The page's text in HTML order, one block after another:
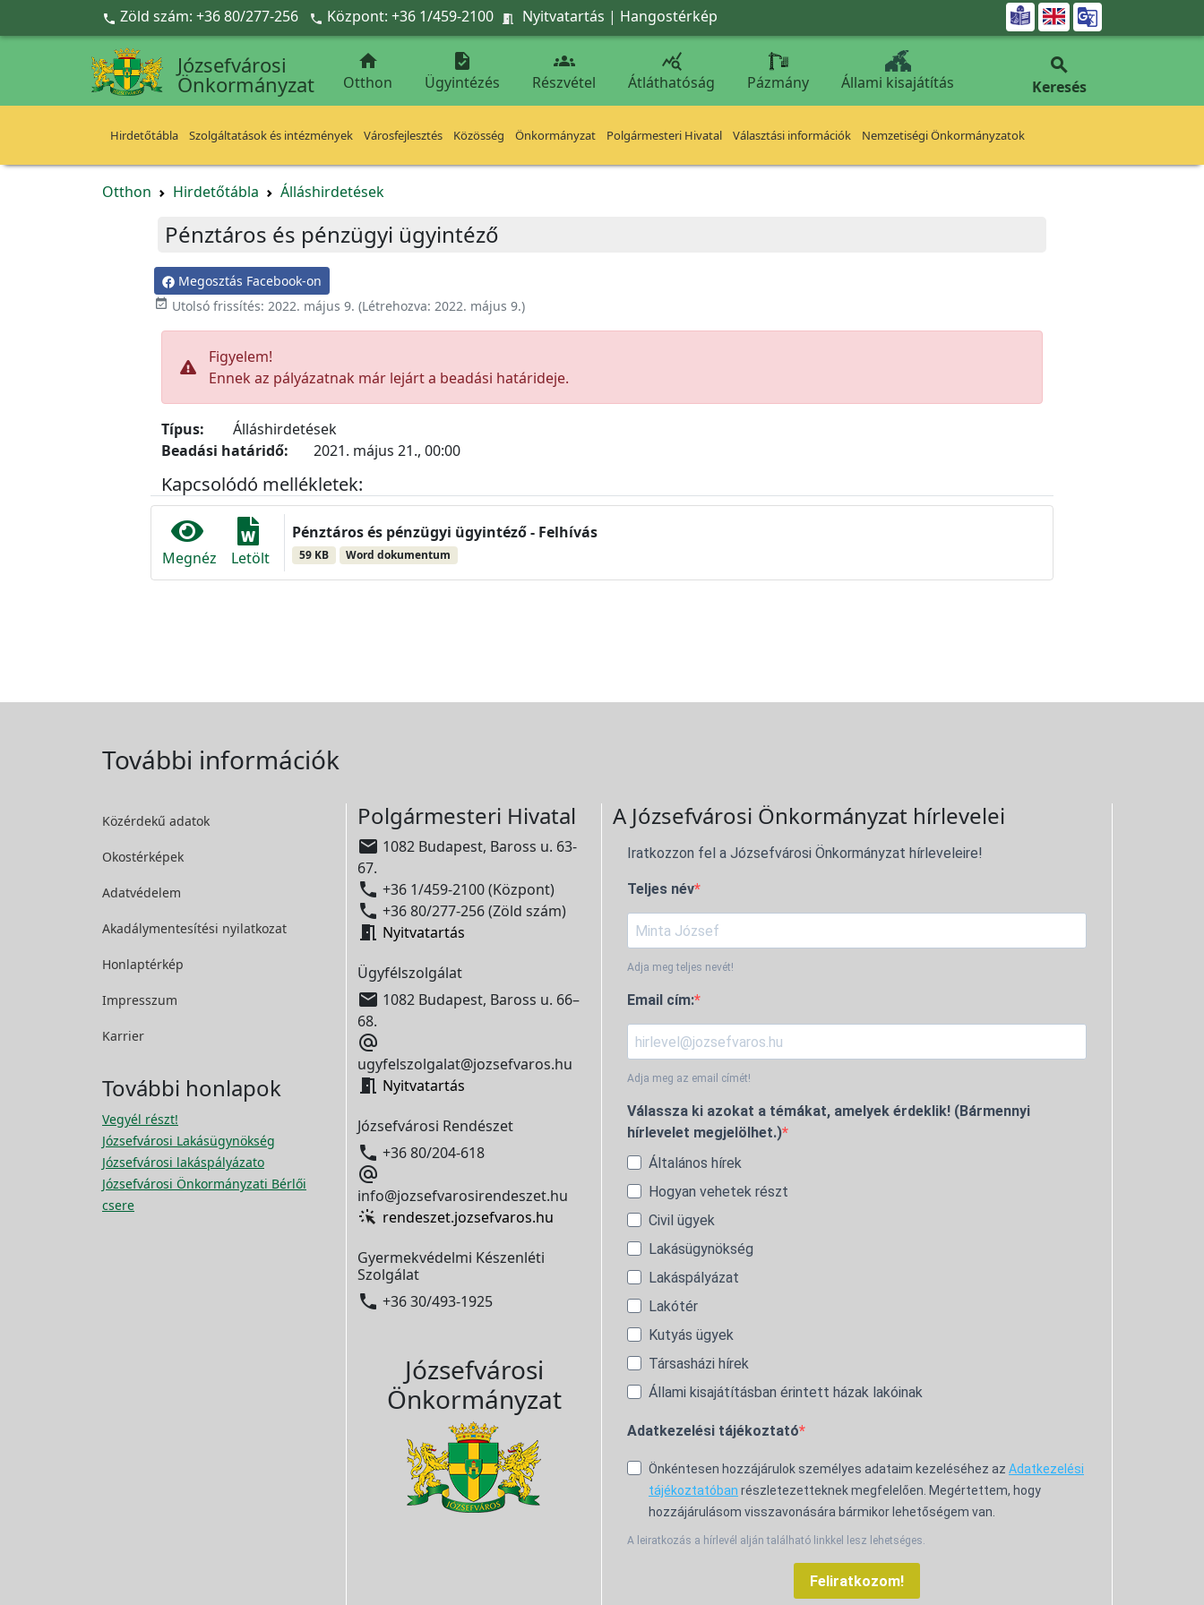
Ugrás a fő tartalomra
 Zöld szám: +36 80/277-256  Központ: +36 1/459-2100  Nyitvatartás | Hangostérkép 
Józsefvárosi
Önkormányzat

Otthon

Ügyintézés

Részvétel

Átláthatóság Pázmány Állami kisajátítás

Keresés
Hirdetőtábla Szolgáltatások és intézmények Városfejlesztés Közösség Önkormányzat Polgármesteri Hivatal Választási információk Nemzetiségi Önkormányzatok
Otthon Hirdetőtábla Álláshirdetések
Pénztáros és pénzügyi ügyintéző
Megosztás Facebook-on
 Utolsó frissítés: 2022. május 9. (Létrehozva: 2022. május 9.)
Figyelem!
Ennek az pályázatnak már lejárt a beadási határideje.
Típus:
Álláshirdetések
Beadási határidő:
2021. május 21., 00:00
Kapcsolódó mellékletek:
Megnéz Letölt
Pénztáros és pénzügyi ügyintéző - Felhívás
59 KB Word dokumentum
További információk
Közérdekű adatok
Okostérképek
Adatvédelem
Akadálymentesítési nyilatkozat
Honlaptérkép
Impresszum
Karrier
További honlapok
Vegyél részt!
Józsefvárosi Lakásügynökség
Józsefvárosi lakáspályázato
Józsefvárosi Önkormányzati Bérlői
csere
Polgármesteri Hivatal
 1082 Budapest, Baross u. 63-
67.
 +36 1/459-2100 (Központ)
 +36 80/277-256 (Zöld szám)
 Nyitvatartás
Ügyfélszolgálat
 1082 Budapest, Baross u. 66–
68.

ugyfelszolgalat@jozsefvaros.hu
 Nyitvatartás
Józsefvárosi Rendészet
 +36 80/204-618

info@jozsefvarosirendeszet.hu
rendeszet.jozsefvaros.hu
Gyermekvédelmi Készenléti
Szolgálat
 +36 30/493-1925
Józsefvárosi
Önkormányzat
A Józsefvárosi Önkormányzat hírlevelei
Iratkozzon fel a Józsefvárosi Önkormányzat hírleveleire!
Teljes név
Adja meg teljes nevét!
Email cím:
Adja meg az email címét!
Válassza ki azokat a témákat, amelyek érdeklik! (Bármennyi
hírlevelet megjelölhet.)
Általános hírek
Hogyan vehetek részt
Civil ügyek
Lakásügynökség
Lakáspályázat
Lakótér
Kutyás ügyek
Társasházi hírek
Állami kisajátításban érintett házak lakóinak
Adatkezelési tájékoztató
Önkéntesen hozzájárulok személyes adataim kezeléséhez az Adatkezelési
tájékoztatóban részletezetteknek megfelelően. Megértettem, hogy
hozzájárulásom visszavonására bármikor lehetőségem van.
A leiratkozás a hírlevél alján található linkkel lesz lehetséges.
Feliratkozom!